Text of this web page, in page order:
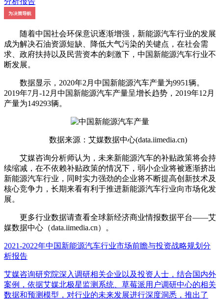
随着中国社会环保意识逐渐增强，新能源汽车行业的发展
成为解决石油资源短缺、降低大气污染的关键点，在社会需
求、政府扶持以及民营资本的刺激下，中国新能源汽车行业不
断发展。
数据显示，2020年2月中国新能源汽车产量为9951辆。
2019年7月-12月中国新能源汽车产量呈增长趋势，2019年12月
产量为149293辆。
数据来源：艾媒数据中心(data.iimedia.cn)
艾媒咨询分析师认为，未来新能源汽车的补贴政策将会持
续缩减，在不依赖补贴政策的情况下，弱小企业将被逐渐挤出
新能源汽车行业，同时实力强劲的企业将不断提高创新技术及
核心竞争力，长期来看有利于推进新能源汽车行业向市场化发
展。
更多行业数据请查看全球新经济商业情报数据平台——艾
媒数据中心（data.iimedia.cn）。
2021-2022年中国新能源汽车行业市场前瞻与投资战略规划分
析报告
艾媒咨询研究院深入调研相关企业以及投资人士，结合国内外
案例，依据艾媒北极星监测系统、草莓派用户调研中心的相关
数据和预测模型，对行业的未来发展进行深度洞悉，推出了